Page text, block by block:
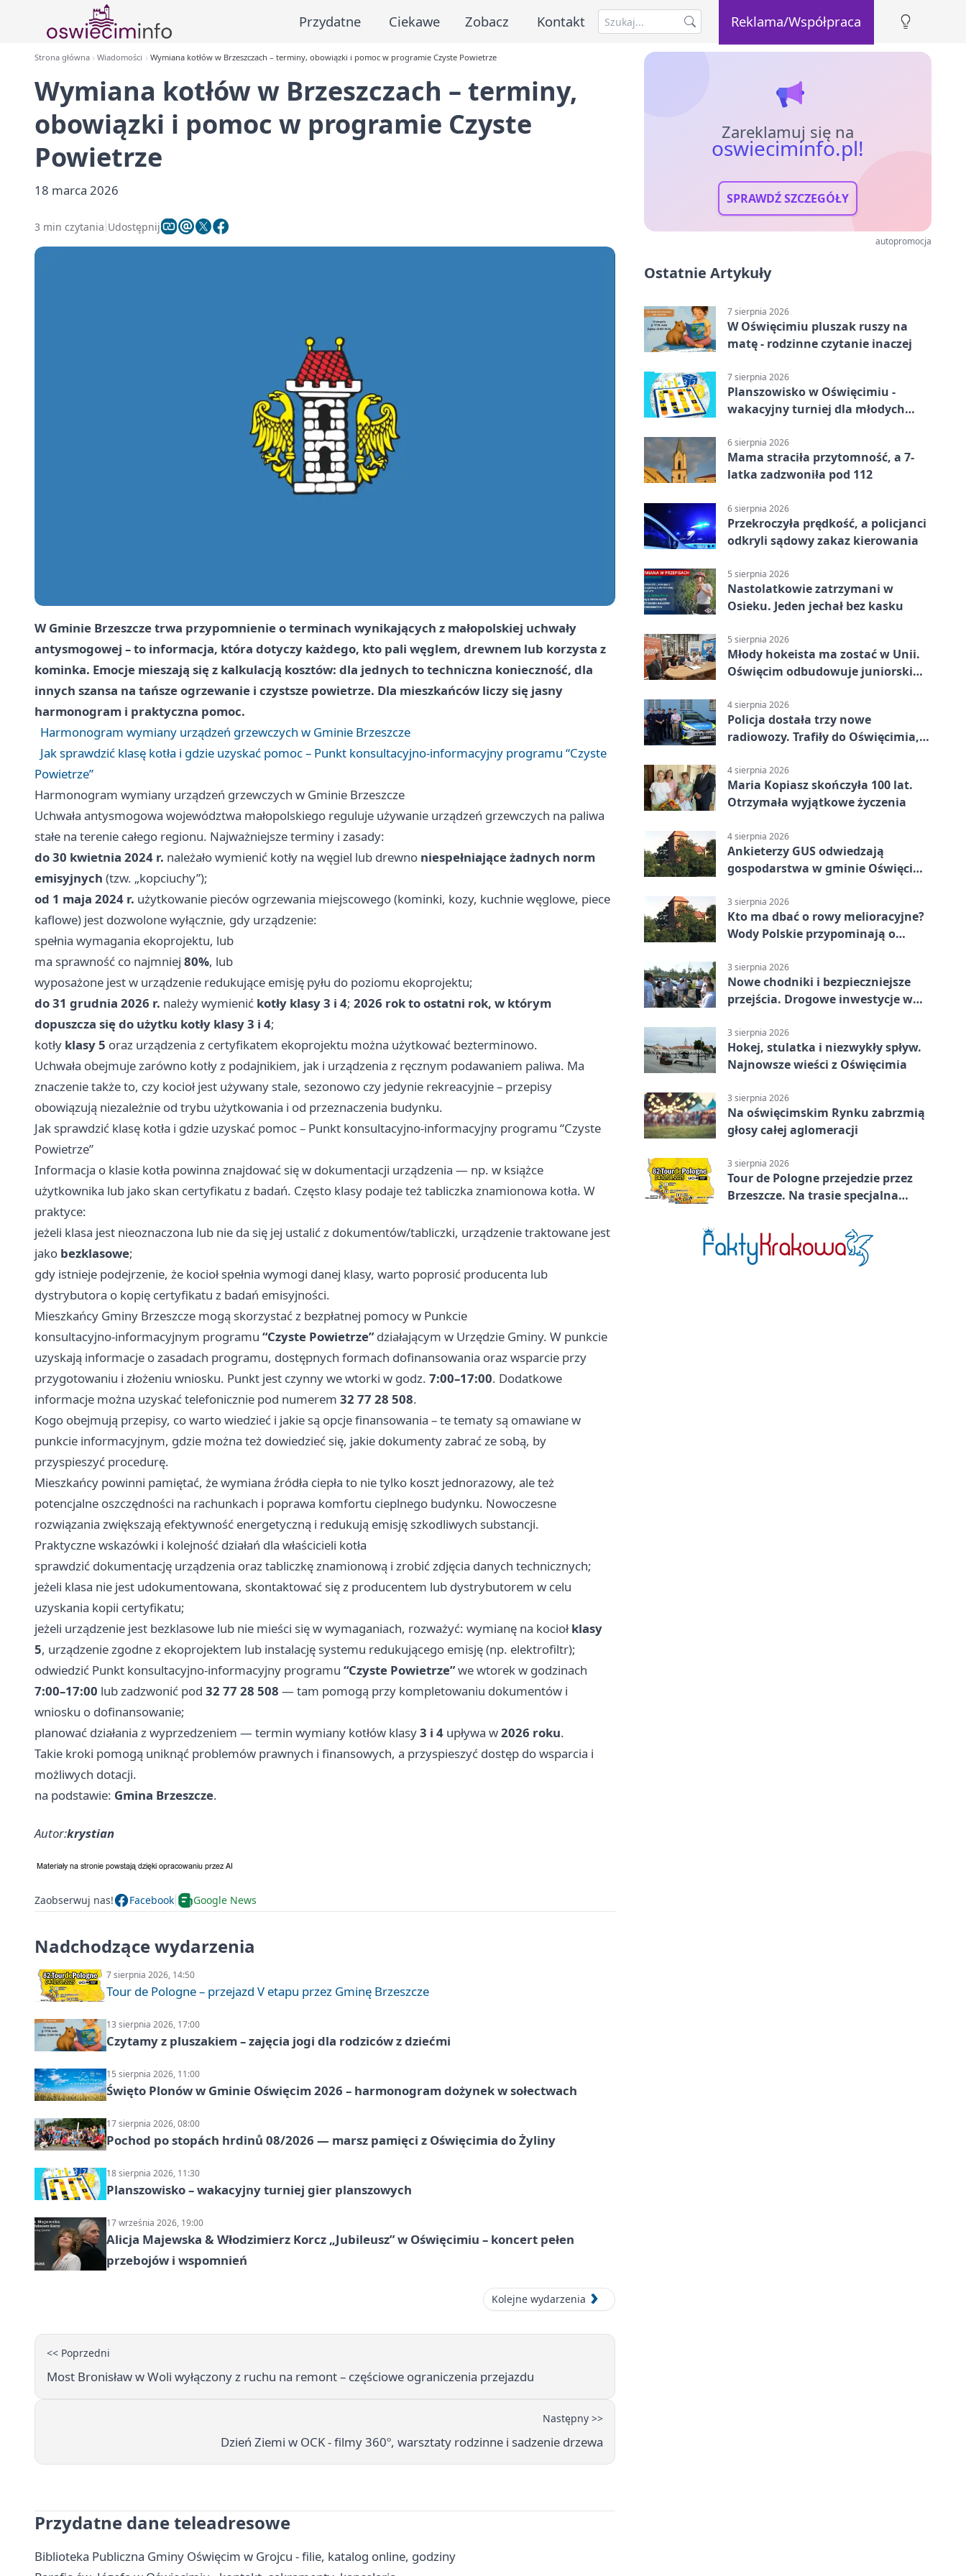
Przydatne Ciekawe Zobacz Kontakt Reklama/Współpraca
Strona główna Wiadomości Wymiana kotłów w Brzeszczach – terminy, obowiązki i pomoc w programie Czyste Powietrze
Wymiana kotłów w Brzeszczach – terminy,
obowiązki i pomoc w programie Czyste
Powietrze
18 marca 2026
3 min czytania Udostępnij
W Gminie Brzeszcze trwa przypomnienie o terminach wynikających z małopolskiej uchwały
antysmogowej – to informacja, która dotyczy każdego, kto pali węglem, drewnem lub korzysta z
kominka. Emocje mieszają się z kalkulacją kosztów: dla jednych to techniczna konieczność, dla
innych szansa na tańsze ogrzewanie i czystsze powietrze. Dla mieszkańców liczy się jasny
harmonogram i praktyczna pomoc.
Harmonogram wymiany urządzeń grzewczych w Gminie Brzeszcze
Jak sprawdzić klasę kotła i gdzie uzyskać pomoc – Punkt konsultacyjno‑informacyjny programu “Czyste
Powietrze”
Harmonogram wymiany urządzeń grzewczych w Gminie Brzeszcze
Uchwała antysmogowa województwa małopolskiego reguluje używanie urządzeń grzewczych na paliwa
stałe na terenie całego regionu. Najważniejsze terminy i zasady:
do 30 kwietnia 2024 r. należało wymienić kotły na węgiel lub drewno niespełniające żadnych norm
emisyjnych (tzw. „kopciuchy”);
od 1 maja 2024 r. użytkowanie pieców ogrzewania miejscowego (kominki, kozy, kuchnie węglowe, piece
kaflowe) jest dozwolone wyłącznie, gdy urządzenie:
spełnia wymagania ekoprojektu, lub
ma sprawność co najmniej 80%, lub
wyposażone jest w urządzenie redukujące emisję pyłu do poziomu ekoprojektu;
do 31 grudnia 2026 r. należy wymienić kotły klasy 3 i 4; 2026 rok to ostatni rok, w którym
dopuszcza się do użytku kotły klasy 3 i 4;
kotły klasy 5 oraz urządzenia z certyfikatem ekoprojektu można użytkować bezterminowo.
Uchwała obejmuje zarówno kotły z podajnikiem, jak i urządzenia z ręcznym podawaniem paliwa. Ma
znaczenie także to, czy kocioł jest używany stale, sezonowo czy jedynie rekreacyjnie – przepisy
obowiązują niezależnie od trybu użytkowania i od przeznaczenia budynku.
Jak sprawdzić klasę kotła i gdzie uzyskać pomoc – Punkt konsultacyjno‑informacyjny programu “Czyste
Powietrze”
Informacja o klasie kotła powinna znajdować się w dokumentacji urządzenia — np. w książce
użytkownika lub jako skan certyfikatu z badań. Często klasy podaje też tabliczka znamionowa kotła. W
praktyce:
jeżeli klasa jest nieoznaczona lub nie da się jej ustalić z dokumentów/tabliczki, urządzenie traktowane jest
jako bezklasowe;
gdy istnieje podejrzenie, że kocioł spełnia wymogi danej klasy, warto poprosić producenta lub
dystrybutora o kopię certyfikatu z badań emisyjności.
Mieszkańcy Gminy Brzeszcze mogą skorzystać z bezpłatnej pomocy w Punkcie
konsultacyjno‑informacyjnym programu “Czyste Powietrze”działającym w Urzędzie Gminy. W punkcie
uzyskają informacje o zasadach programu, dostępnych formach dofinansowania oraz wsparcie przy
przygotowaniu i złożeniu wniosku. Punkt jest czynny we wtorki w godz. 7:00–17:00. Dodatkowe
informacje można uzyskać telefonicznie pod numerem 32 77 28 508.
Kogo obejmują przepisy, co warto wiedzieć i jakie są opcje finansowania – te tematy są omawiane w
punkcie informacyjnym, gdzie można też dowiedzieć się, jakie dokumenty zabrać ze sobą, by
przyspieszyć procedurę.
Mieszkańcy powinni pamiętać, że wymiana źródła ciepła to nie tylko koszt jednorazowy, ale też
potencjalne oszczędności na rachunkach i poprawa komfortu cieplnego budynku. Nowoczesne
rozwiązania zwiększają efektywność energetyczną i redukują emisję szkodliwych substancji.
Praktyczne wskazówki i kolejność działań dla właścicieli kotła
sprawdzić dokumentację urządzenia oraz tabliczkę znamionową i zrobić zdjęcia danych technicznych;
jeżeli klasa nie jest udokumentowana, skontaktować się z producentem lub dystrybutorem w celu
uzyskania kopii certyfikatu;
jeżeli urządzenie jest bezklasowe lub nie mieści się w wymaganiach, rozważyć: wymianę na kociołklasy
5, urządzenie zgodne z ekoprojektem lub instalację systemu redukującego emisję (np. elektrofiltr);
odwiedzić Punkt konsultacyjno‑informacyjny programu “Czyste Powietrze”we wtorek w godzinach
7:00–17:00 lub zadzwonić pod 32 77 28 508 — tam pomogą przy kompletowaniu dokumentów i
wniosku o dofinansowanie;
planować działania z wyprzedzeniem — termin wymiany kotłów klasy3 i 4 upływa w2026 roku.
Takie kroki pomogą uniknąć problemów prawnych i finansowych, a przyspieszyć dostęp do wsparcia i
możliwych dotacji.
na podstawie: Gmina Brzeszcze.
Autor:krystian
Zaobserwuj nas! Facebook Google News
Nadchodzące wydarzenia
7 sierpnia 2026, 14:50
Tour de Pologne – przejazd V etapu przez Gminę Brzeszcze
13 sierpnia 2026, 17:00
Czytamy z pluszakiem – zajęcia jogi dla rodziców z dziećmi
15 sierpnia 2026, 11:00
Święto Plonów w Gminie Oświęcim 2026 – harmonogram dożynek w sołectwach
17 sierpnia 2026, 08:00
Pochod po stopách hrdinů 08/2026 — marsz pamięci z Oświęcimia do Żyliny
18 sierpnia 2026, 11:30
Planszowisko – wakacyjny turniej gier planszowych
17 września 2026, 19:00
Alicja Majewska & Włodzimierz Korcz „Jubileusz” w Oświęcimiu – koncert pełen
przebojów i wspomnień
Kolejne wydarzenia
<< Poprzedni
Most Bronisław w Woli wyłączony z ruchu na remont – częściowe ograniczenia przejazdu
Następny >>
Dzień Ziemi w OCK - filmy 360º, warsztaty rodzinne i sadzenie drzewa
Przydatne dane teleadresowe
Biblioteka Publiczna Gminy Oświęcim w Grojcu - filie, katalog online, godziny
Zareklamuj się na
oswieciminfo.pl!
SPRAWDŹ SZCZEGÓŁY
autopromocja
Ostatnie Artykuły
7 sierpnia 2026
W Oświęcimiu pluszak ruszy na
matę - rodzinne czytanie inaczej
7 sierpnia 2026
Planszowisko w Oświęcimiu -
wakacyjny turniej dla młodych
6 sierpnia 2026
Mama straciła przytomność, a 7-
latka zadzwoniła pod 112
6 sierpnia 2026
Przekroczyła prędkość, a policjanci
odkryli sądowy zakaz kierowania
5 sierpnia 2026
Nastolatkowie zatrzymani w
Osieku. Jeden jechał bez kasku
5 sierpnia 2026
Młody hokeista ma zostać w Unii.
Oświęcim odbudowuje juniorski
4 sierpnia 2026
Policja dostała trzy nowe
radiowozy. Trafiły do Oświęcimia,
4 sierpnia 2026
Maria Kopiasz skończyła 100 lat.
Otrzymała wyjątkowe życzenia
4 sierpnia 2026
Ankieterzy GUS odwiedzają
gospodarstwa w gminie Oświęcim.
3 sierpnia 2026
Kto ma dbać o rowy melioracyjne?
Wody Polskie przypominają o
3 sierpnia 2026
Nowe chodniki i bezpieczniejsze
przejścia. Drogowe inwestycje w
3 sierpnia 2026
Hokej, stulatka i niezwykły spływ.
Najnowsze wieści z Oświęcimia
3 sierpnia 2026
Na oświęcimskim Rynku zabrzmią
głosy całej aglomeracji
3 sierpnia 2026
Tour de Pologne przejedzie przez
Brzeszcze. Na trasie specjalna